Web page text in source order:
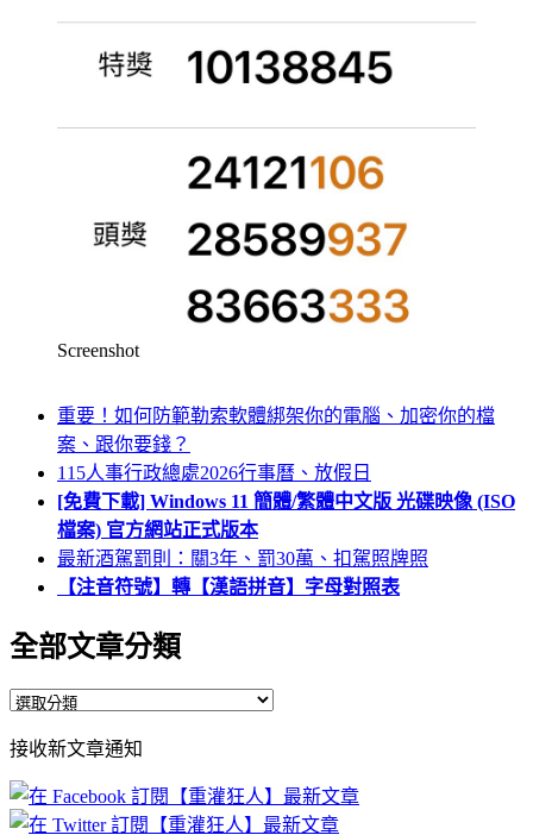
Screenshot
重要！如何防範勒索軟體綁架你的電腦、加密你的檔
案、跟你要錢？
115人事行政總處2026行事曆、放假日
[免費下載] Windows 11 簡體/繁體中文版 光碟映像 (ISO
檔案) 官方網站正式版本
最新酒駕罰則：關3年、罰30萬、扣駕照牌照
【注音符號】轉【漢語拼音】字母對照表
全部文章分類
全
文
章
分
接收新文章通知